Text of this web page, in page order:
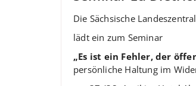
Die Sächsische
lädt ein zum Seminar
„Es ist ein Fehler, der
persönliche Haltung im